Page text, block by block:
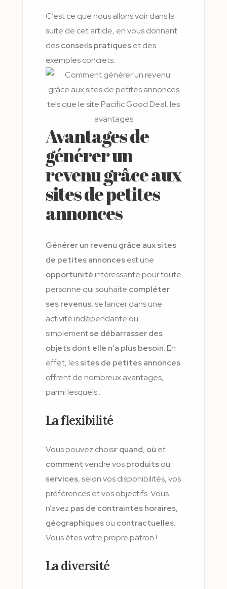
C’est ce que nous allons voir dans la
suite de cet article, en vous donnant
desconseils pratiqueset des
exemples concrets.
Avantages de
générer un
revenu grâce aux
sites de petites
annonces
Générer un revenu grâce aux sites
de petites annoncesest une
opportunitéintéressante pour toute
personne qui souhaite compléter
ses revenus, se lancer dans une
activité indépendante ou
simplementse débarrasser des
objets dont elle n’a plus besoin. En
effet, lessites de petites annonces
offrent de nombreux avantages,
parmi lesquels :
La flexibilité
Vous pouvez choisirquand, où et
commentvendre vosproduitsou
services, selon vos disponibilités, vos
préférences et vos objectifs. Vous
n’avez pas de contraintes horaires,
géographiquesou contractuelles.
Vous êtes votre propre patron !
La diversité